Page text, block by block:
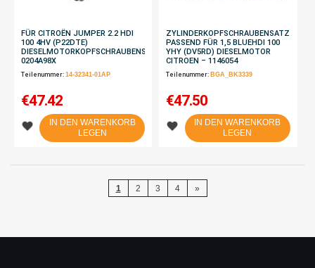
FÜR CITROËN JUMPER 2.2 HDI
100 4HV (P22DTE)
DIESELMOTORKOPFSCHRAUBENSATZ
0204A98X
Teilenummer: 14-32341-01AP
€47.42
IN DEN WARENKORB
LEGEN
ZYLINDERKOPFSCHRAUBENSATZ
PASSEND FÜR 1,5 BLUEHDI 100
YHY (DV5RD) DIESELMOTOR
CITROEN – 1146054
Teilenummer: BGA_BK3339
€47.50
IN DEN WARENKORB
LEGEN
1 2 3 4 »